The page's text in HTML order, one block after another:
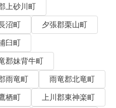
上砂川町
沼町
夕張郡栗山町
臼町
郡妹背牛町
雨竜町
雨竜郡北竜町
栖町
上川郡東神楽町